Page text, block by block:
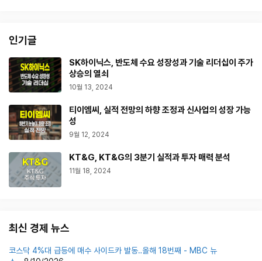
인기글
SK하이닉스, 반도체 수요 성장성과 기술 리더십이 주가
상승의 열쇠
10월 13, 2024
티이엠씨, 실적 전망의 하향 조정과 신사업의 성장 가능
성
9월 12, 2024
KT&G, KT&G의 3분기 실적과 투자 매력 분석
11월 18, 2024
최신 경제 뉴스
코스닥 4%대 급등에 매수 사이드카 발동‥올해 18번째 - MBC 뉴